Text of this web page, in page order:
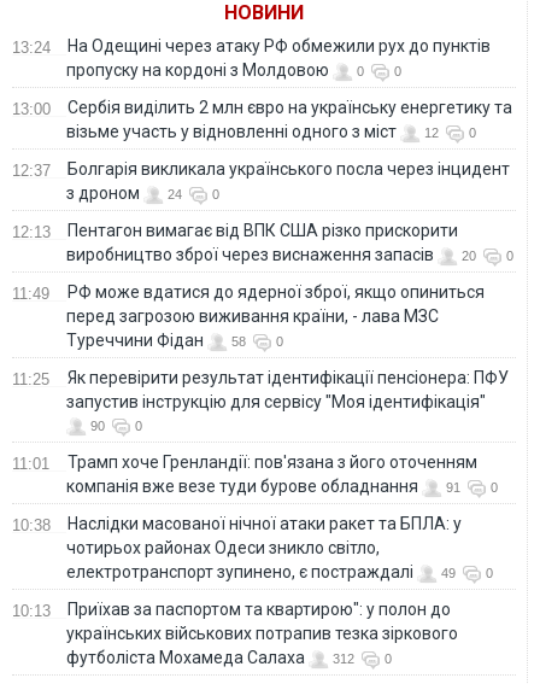
НОВИНИ
13:24
На Одещині через атаку РФ обмежили рух до пунктів
пропуску на кордоні з Молдовою
0 0
13:00
Сербія виділить 2 млн євро на українську енергетику та
візьме участь у відновленні одного з міст
12 0
12:37
Болгарія викликала українського посла через інцидент
з дроном
24 0
12:13
Пентагон вимагає від ВПК США різко прискорити
виробництво зброї через виснаження запасів
20 0
11:49
РФ може вдатися до ядерної зброї, якщо опиниться
перед загрозою виживання країни, - лава МЗС
Туреччини Фідан
58 0
11:25
Як перевірити результат ідентифікації пенсіонера: ПФУ
запустив інструкцію для сервісу "Моя ідентифікація"
90 0
11:01
Трамп хоче Гренландії: пов'язана з його оточенням
компанія вже везе туди бурове обладнання
91 0
10:38
Наслідки масованої нічної атаки ракет та БПЛА: у
чотирьох районах Одеси зникло світло,
електротранспорт зупинено, є постраждалі
49 0
10:13
Приїхав за паспортом та квартирою": у полон до
українських військових потрапив тезка зіркового
футболіста Мохамеда Салаха
312 0